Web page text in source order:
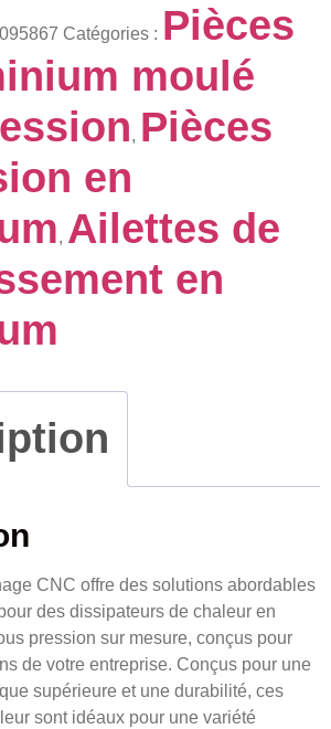
Catégories : Pièces
moulé
, Pièces
en
, Ailettes de
en
CNC offre des solutions abordables
des dissipateurs de chaleur en
pression sur mesure, conçus pour
de votre entreprise. Conçus pour une
supérieure et une durabilité, ces
sont idéaux pour une variété